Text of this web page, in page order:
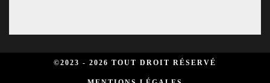
©2023 - 2026 TOUT DROIT RÉSERVÉ